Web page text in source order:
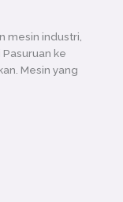
mesin industri,
ke
Mesin yang